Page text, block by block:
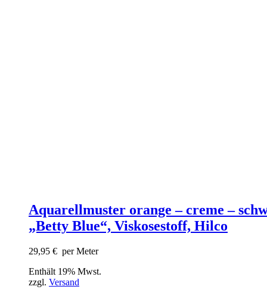
Aquarellmuster orange – creme –
„Betty Blue“, Viskosestoff, Hilco
29,95 € per Meter
Enthält 19% Mwst.
zzgl. Versand